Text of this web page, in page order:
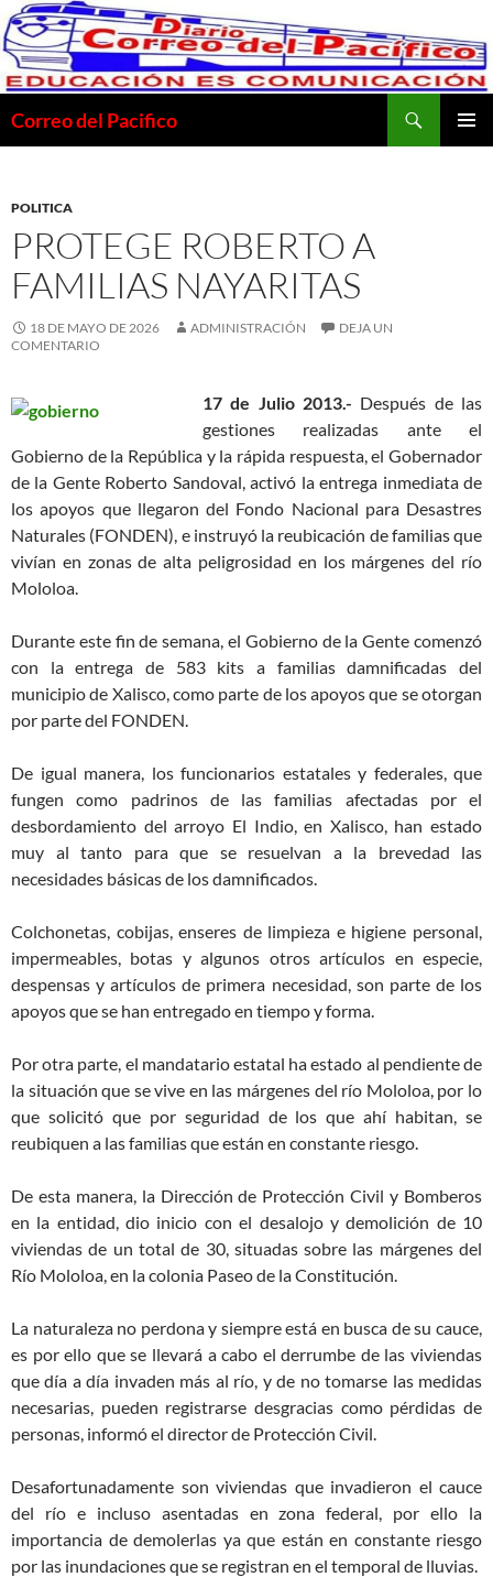
Saltar
al
contenido
Correo del Pacifico
POLITICA
PROTEGE ROBERTO A
FAMILIAS NAYARITAS
18 DE MAYO DE 2026 ADMINISTRACIÓN
DEJA UN
COMENTARIO
17 de Julio 2013.- Después de las
gestiones realizadas ante el
Gobierno de la República y la rápida respuesta, el Gobernador
de la Gente Roberto Sandoval, activó la entrega inmediata de
los apoyos que llegaron del Fondo Nacional para Desastres
Naturales (FONDEN), e instruyó la reubicación de familias que
vivían en zonas de alta peligrosidad en los márgenes del río
Mololoa.
Durante este fin de semana, el Gobierno de la Gente comenzó
con la entrega de 583 kits a familias damnificadas del
municipio de Xalisco, como parte de los apoyos que se otorgan
por parte del FONDEN.
De igual manera, los funcionarios estatales y federales, que
fungen como padrinos de las familias afectadas por el
desbordamiento del arroyo El Indio, en Xalisco, han estado
muy al tanto para que se resuelvan a la brevedad las
necesidades básicas de los damnificados.
Colchonetas, cobijas, enseres de limpieza e higiene personal,
impermeables, botas y algunos otros artículos en especie,
despensas y artículos de primera necesidad, son parte de los
apoyos que se han entregado en tiempo y forma.
Por otra parte, el mandatario estatal ha estado al pendiente de
la situación que se vive en las márgenes del río Mololoa, por lo
que solicitó que por seguridad de los que ahí habitan, se
reubiquen a las familias que están en constante riesgo.
De esta manera, la Dirección de Protección Civil y Bomberos
en la entidad, dio inicio con el desalojo y demolición de 10
viviendas de un total de 30, situadas sobre las márgenes del
Río Mololoa, en la colonia Paseo de la Constitución.
La naturaleza no perdona y siempre está en busca de su cauce,
es por ello que se llevará a cabo el derrumbe de las viviendas
que día a día invaden más al río, y de no tomarse las medidas
necesarias, pueden registrarse desgracias como pérdidas de
personas, informó el director de Protección Civil.
Desafortunadamente son viviendas que invadieron el cauce
del río e incluso asentadas en zona federal, por ello la
importancia de demolerlas ya que están en constante riesgo
por las inundaciones que se registran en el temporal de lluvias.